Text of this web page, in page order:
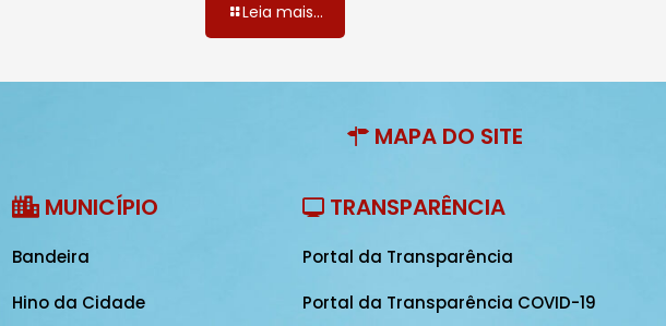
Leia mais...
MAPA DO SITE
MUNICÍPIO
Bandeira
Hino da Cidade
TRANSPARÊNCIA
Portal da Transparência
Portal da Transparência COVID-19